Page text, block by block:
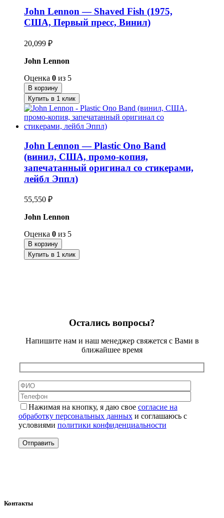
John Lennon — Shaved Fish (1975,
США, Первый пресс, Винил)
20,099 ₽
John Lennon
Оценка 0 из 5
В корзину
Купить в 1 клик
John Lennon — Plastic Ono Band
(винил, США, промо-копия,
запечатанный оригинал со стикерами,
лейбл Эппл)
55,550 ₽
John Lennon
Оценка 0 из 5
В корзину
Купить в 1 клик
Остались вопросы?
Напишите нам и наш менеджер свяжется с Вами в
ближайшее время
Нажимая на кнопку, я даю свое согласие на
обработку персональных данныхи соглашаюсь с
условиями политики конфиденциальности
Контакты